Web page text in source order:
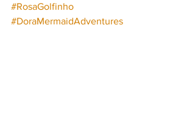
#RosaGolfinho
#DoraMermaidAdventures